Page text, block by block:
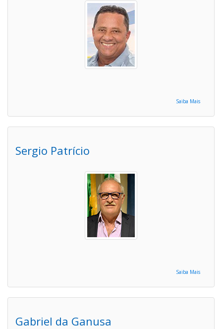
Saiba Mais
Sergio Patrício
Saiba Mais
Gabriel da Ganusa